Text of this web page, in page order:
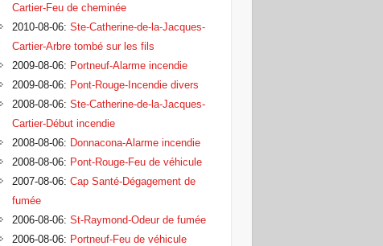
Cartier-Feu de cheminée
2010-08-06: Ste-Catherine-de-la-Jacques-
Cartier-Arbre tombé sur les fils
2009-08-06: Portneuf-Alarme incendie
2009-08-06: Pont-Rouge-Incendie divers
2008-08-06: Ste-Catherine-de-la-Jacques-
Cartier-Début incendie
2008-08-06: Donnacona-Alarme incendie
2008-08-06: Pont-Rouge-Feu de véhicule
2007-08-06: Cap Santé-Dégagement de
fumée
2006-08-06: St-Raymond-Odeur de fumée
2006-08-06: Portneuf-Feu de véhicule